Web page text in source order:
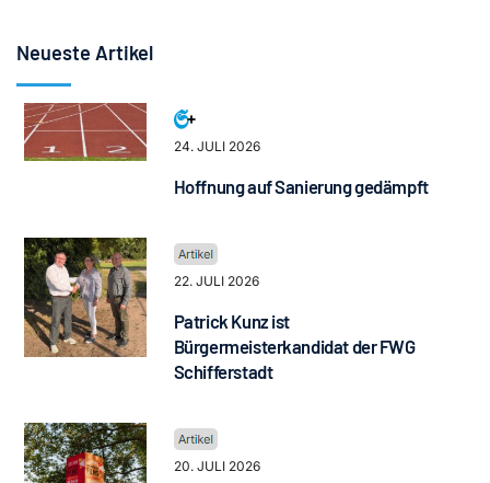
Neueste Artikel
24. JULI 2026
Hoffnung auf Sanierung gedämpft
22. JULI 2026
Patrick Kunz ist
Bürgermeisterkandidat der FWG
Schifferstadt
20. JULI 2026